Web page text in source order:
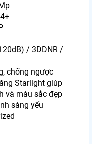
/ 3DDNR /
chống ngược
Starlight giúp
và màu sắc đẹp
sáng yếu